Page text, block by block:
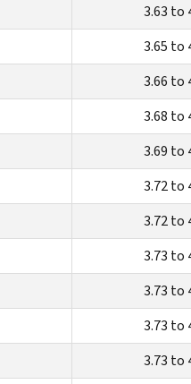
3.63 to
3.65 to
3.66 to
3.68 to
3.69 to
3.72 to
3.72 to
3.73 to
3.73 to
3.73 to
3.73 to